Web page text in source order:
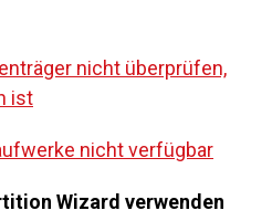
nicht überprüfen,
ist
nicht verfügbar
Wizard verwenden